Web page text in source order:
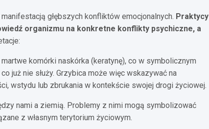
głębszych konfliktów emocjonalnych. Praktycy
organizmu na konkretne konflikty psychiczne, a
komórki naskórka (keratynę), co w symbolicznym
już nie służy. Grzybica może więc wskazywać na
wstydu lub zbrukania w kontekście swojej drogi życiowej.
nami a ziemią. Problemy z nimi mogą symbolizować
z własnym terytorium życiowym.